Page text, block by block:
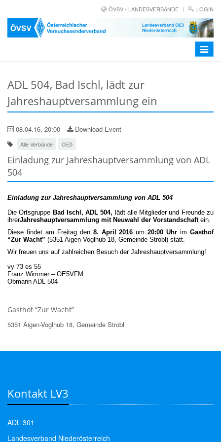
ÖVSV - LANDESVERBÄNDE LOGIN
Toggle
ADL 504, Bad Ischl, lädt zur
Jahreshauptversammlung ein
08.04.16, 20:00 Download Event
Alle Verbände OE5
Einladung zur Jahreshauptversammlung von ADL
504
Einladung zur Jahreshauptversammlung von ADL 504
Die Ortsgruppe Bad Ischl, ADL 504, lädt alle Mitglieder und Freunde zu
ihrerJahreshauptversammlung mit Neuwahl der Vorstandschaftein.
Diese findet am Freitag den 8. April 2016 um20:00 Uhr imGasthof
“Zur Wacht” (5351 Aigen-Voglhub 18, Gemeinde Strobl) statt.
Wir freuen uns auf zahlreichen Besuch der Jahreshauptversammlung!
vy 73 es 55
Franz Wimmer – OE5VFM
Obmann ADL 504
Gasthof “Zur Wacht”
5351 Aigen-Voglhub 18, Gemeinde Strobl
Kontakt LV3
ADL 301
Landesverband Niederösterreich